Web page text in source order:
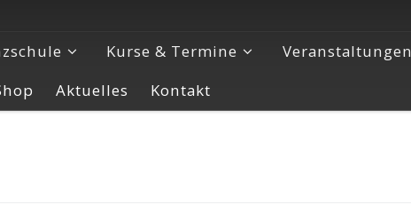
Kurse & Termine Veranstaltungen
Aktuelles Kontakt